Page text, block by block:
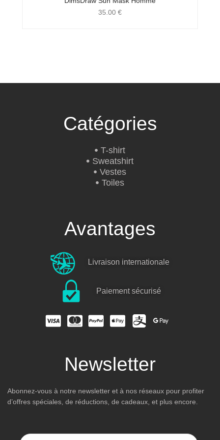
35.00 €
Catégories
T-shirt
Sweatshirt
Vestes
Toiles
Avantages
Livraison internationale
Paiement sécurisé
Newsletter
Abonnez-vous à notre newsletter et à nos réseaux pour profiter
d’offres spéciales, de réductions, de cadeaux, et plus encore.